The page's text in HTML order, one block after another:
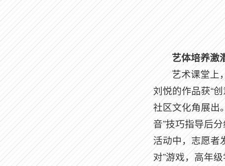
艺体培养激
艺术课堂上
刘悦的作品获“
社区文化角展出
音”技巧指导后
活动中，志愿者
对”游戏，高年